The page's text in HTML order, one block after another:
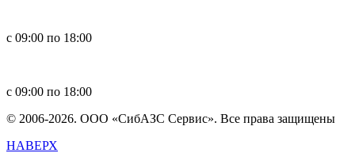
с 09:00 по 18:00
с 09:00 по 18:00
© 2006-2026. ООО «СибАЗС Сервис». Все права защищены
НАВЕРХ